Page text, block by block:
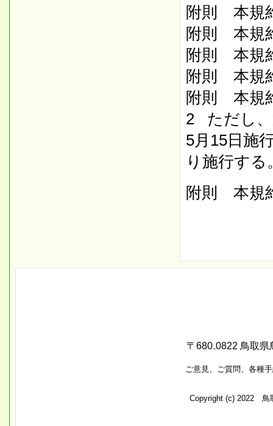
附則 本規
附則 本規
附則 本規
附則 本規
附則 本規
2 ただし、
5月15日施
り施行する
附則 本規
〒680₋0822 鳥取
ご意見、ご質問、各種
Copyright (c) 2022 鳥